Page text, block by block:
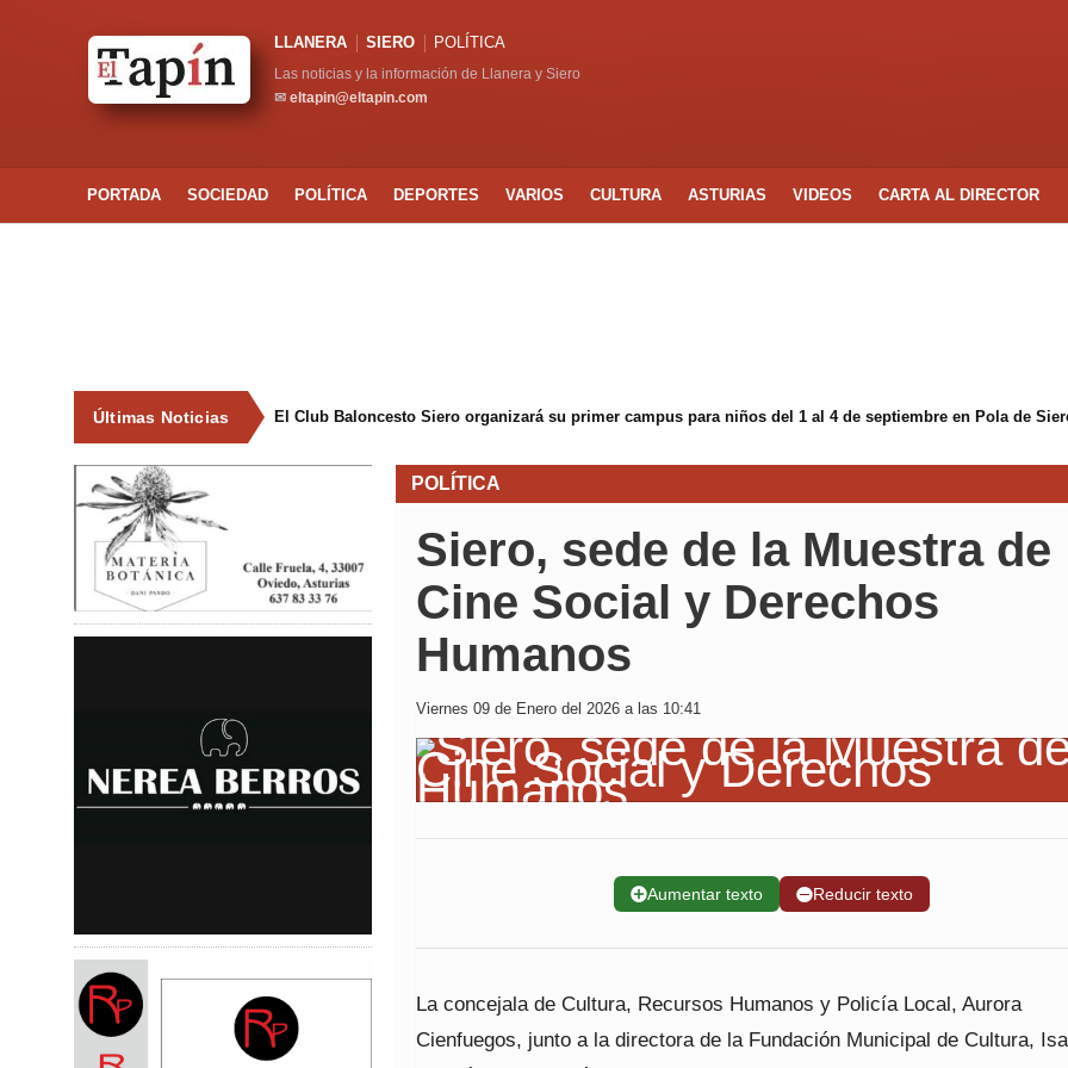
LLANERA SIERO POLÍTICA
Las noticias y la información de Llanera y Siero
✉ eltapin@eltapin.com
PORTADA SOCIEDAD POLÍTICA DEPORTES VARIOS CULTURA ASTURIAS VIDEOS CARTA AL DIRECTOR
Últimas Noticias El Club Baloncesto Siero organizará su primer campus para niños del 1 al 4 de septiembre en Pola de
POLÍTICA
Siero, sede de la Muestra de
Cine Social y Derechos
Humanos
Viernes 09 de Enero del 2026 a las 10:41
➕Aumentar texto ➖Reducir texto
La concejala de Cultura, Recursos Humanos y Policía Local, Aurora
Cienfuegos, junto a la directora de la Fundación Municipal de Cultura,